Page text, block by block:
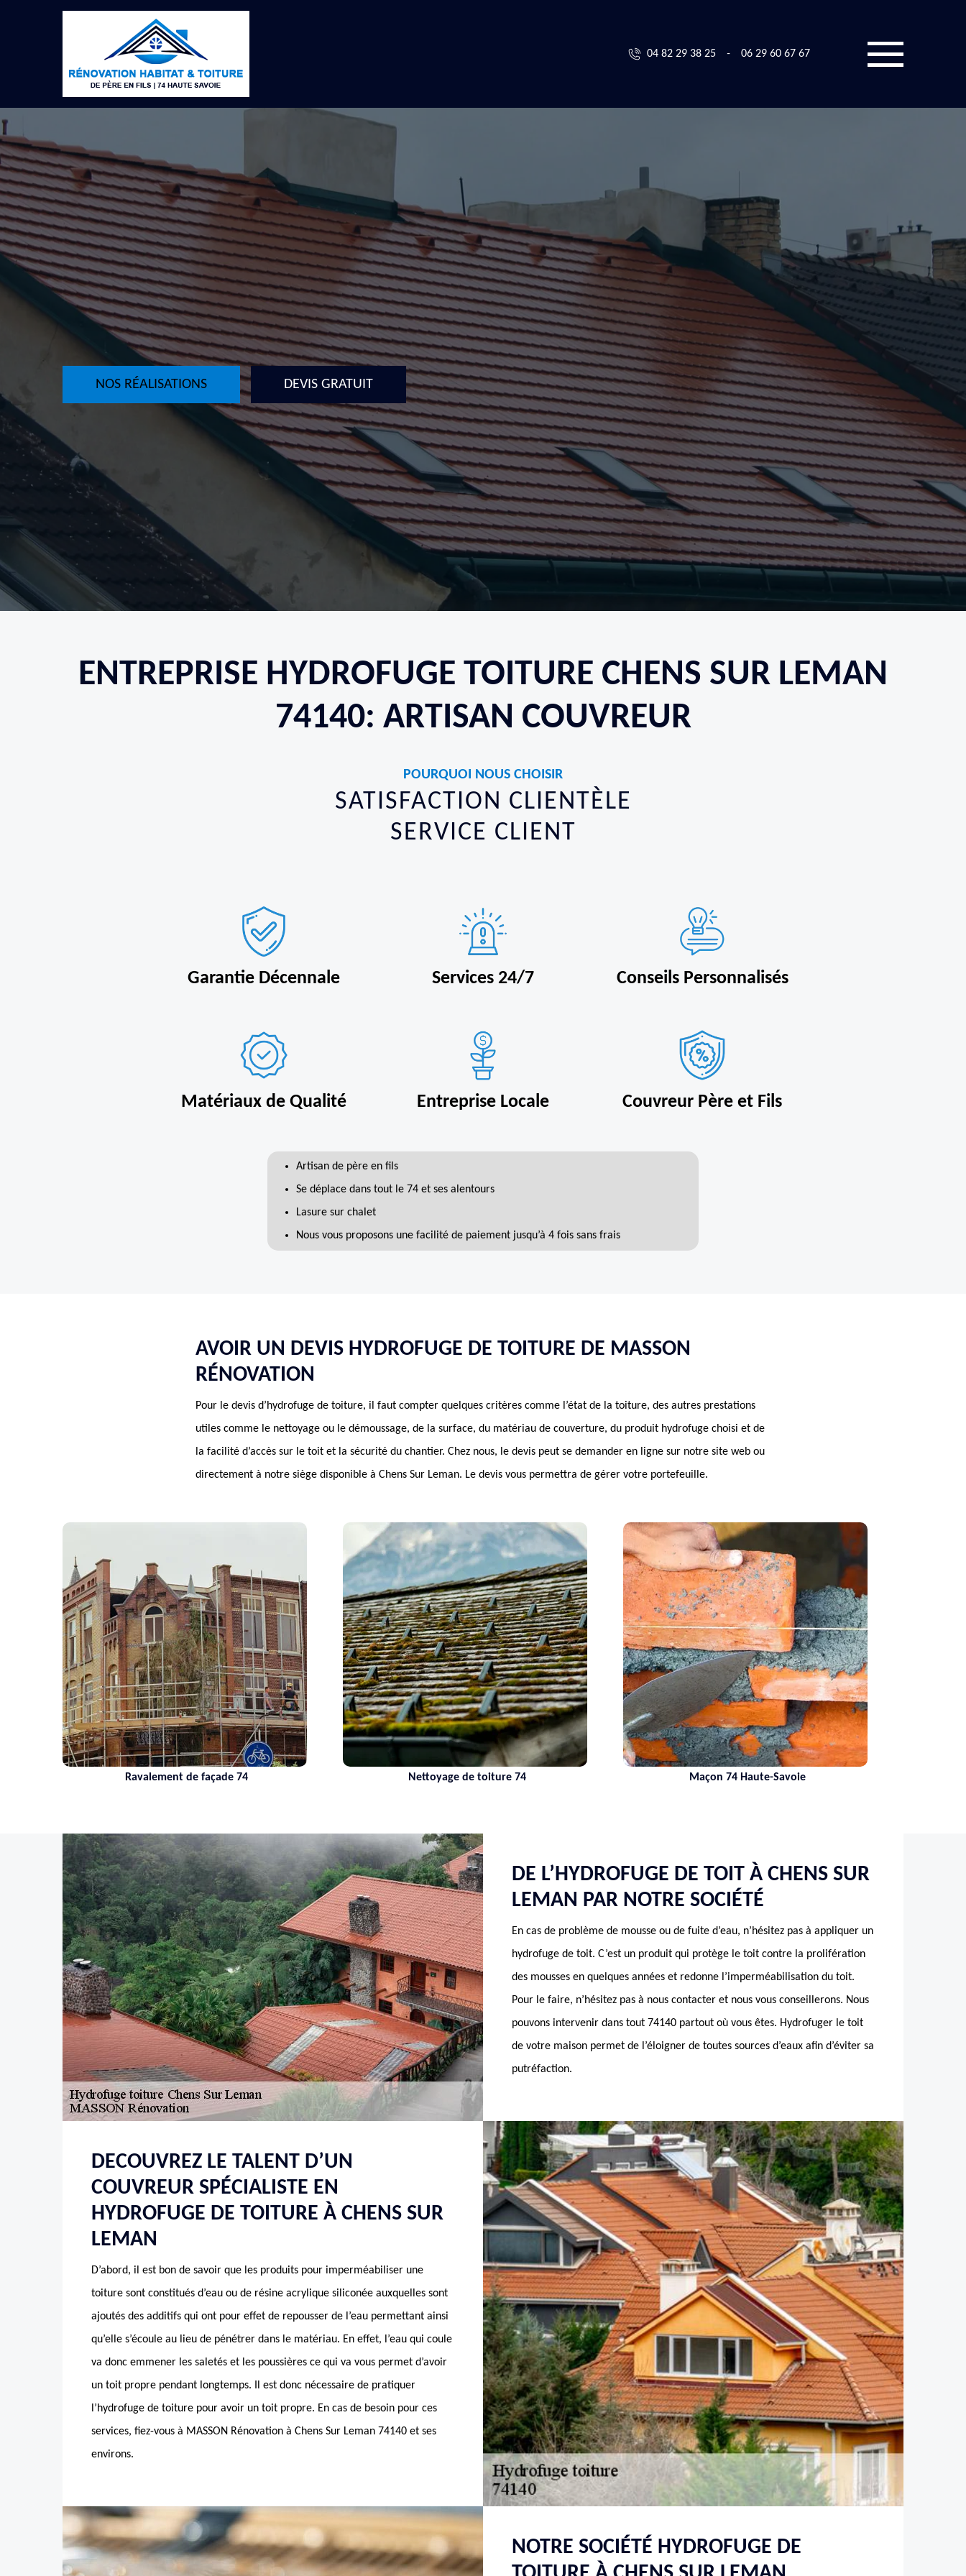
04 82 29 38 25 - 06 29 60 67 67
NOS RÉALISATIONS DEVIS GRATUIT
ENTREPRISE HYDROFUGE TOITURE CHENS SUR LEMAN
74140: ARTISAN COUVREUR
POURQUOI NOUS CHOISIR
SATISFACTION CLIENTÈLE
SERVICE CLIENT
Garantie Décennale Services 24/7 Conseils Personnalisés
Matériaux de Qualité Entreprise Locale Couvreur Père et Fils
Artisan de père en fils
Se déplace dans tout le 74 et ses alentours
Lasure sur chalet
Nous vous proposons une facilité de paiement jusqu’à 4 fois sans frais
AVOIR UN DEVIS HYDROFUGE DE TOITURE DE MASSON
RÉNOVATION
Pour le devis d’hydrofuge de toiture, il faut compter quelques critères comme l’état de la toiture, des autres prestations
utiles comme le nettoyage ou le démoussage, de la surface, du matériau de couverture, du produit hydrofuge choisi et de
la facilité d’accès sur le toit et la sécurité du chantier. Chez nous, le devis peut se demander en ligne sur notre site web ou
directement à notre siège disponible à Chens Sur Leman. Le devis vous permettra de gérer votre portefeuille.
Ravalement de façade 74 Nettoyage de toiture 74 Maçon 74 Haute-Savoie
DE L’HYDROFUGE DE TOIT À CHENS SUR
LEMAN PAR NOTRE SOCIÉTÉ
En cas de problème de mousse ou de fuite d’eau, n’hésitez pas à appliquer un
hydrofuge de toit. C’est un produit qui protège le toit contre la prolifération
des mousses en quelques années et redonne l’imperméabilisation du toit.
Pour le faire, n’hésitez pas à nous contacter et nous vous conseillerons. Nous
pouvons intervenir dans tout 74140 partout où vous êtes. Hydrofuger le toit
de votre maison permet de l’éloigner de toutes sources d’eaux afin d’éviter sa
putréfaction.
DECOUVREZ LE TALENT D’UN
COUVREUR SPÉCIALISTE EN
HYDROFUGE DE TOITURE À CHENS SUR
LEMAN
D’abord, il est bon de savoir que les produits pour imperméabiliser une
toiture sont constitués d’eau ou de résine acrylique siliconée auxquelles sont
ajoutés des additifs qui ont pour effet de repousser de l’eau permettant ainsi
qu’elle s’écoule au lieu de pénétrer dans le matériau. En effet, l’eau qui coule
va donc emmener les saletés et les poussières ce qui va vous permet d’avoir
un toit propre pendant longtemps. Il est donc nécessaire de pratiquer
l’hydrofuge de toiture pour avoir un toit propre. En cas de besoin pour ces
services, fiez-vous à MASSON Rénovation à Chens Sur Leman 74140 et ses
environs.
NOTRE SOCIÉTÉ HYDROFUGE DE